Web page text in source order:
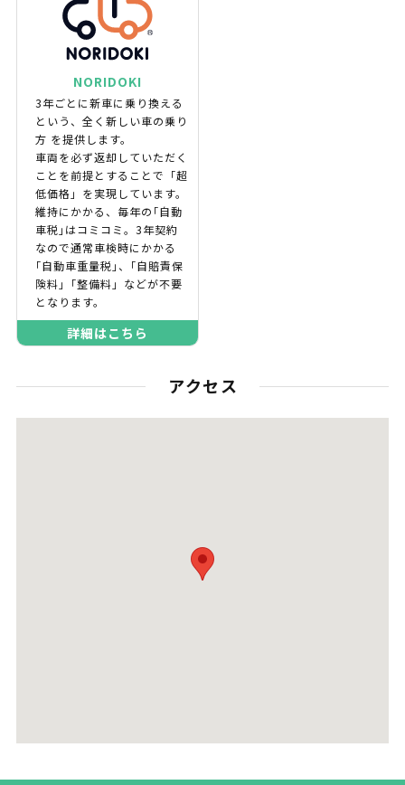
NORIDOKI
3年ごとに新車に乗り換える
という、全く新しい車の乗り
方 を提供します。
車両を必ず返却していただく
ことを前提とすることで「超
低価格」を実現しています。
維持にかかる、毎年の｢自動
車税｣はコミコミ。3年契約
なので通常車検時にかかる
｢自動車重量税｣、｢自賠責保
険料｣「整備料」などが不要
となります。
詳細はこちら
アクセス